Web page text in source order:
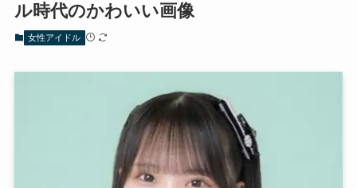
ル時代のかわいい画像
女性アイドル